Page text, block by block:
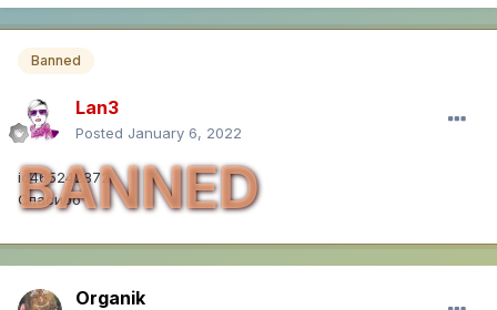
Banned
Lan3
Posted January 6, 2022
BANNED
id465242872
Спасибо
Organik